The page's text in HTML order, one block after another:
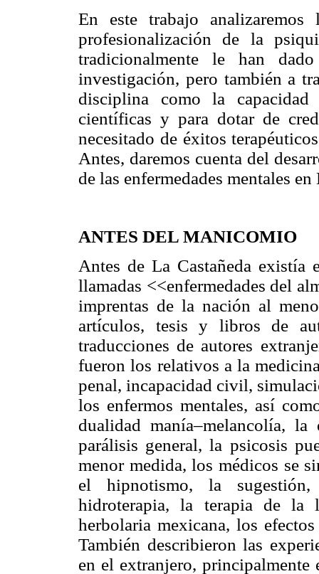
En este trabajo
profesionalización de la
tradicionalmente le han
investigación, pero también a
disciplina como la
científicas y para dotar de
necesitado de éxitos
Antes, daremos cuenta del
de las enfermedades mentales
ANTES DEL MANICOMIO
Antes de La Castañeda
llamadas <<enfermedades del
imprentas de la nación al
artículos, tesis y libros de
traducciones de autores
fueron los relativos a la
penal, incapacidad civil,
los enfermos mentales, así
dualidad manía–melancolía,
parálisis general, la psicosis
menor medida, los médicos se
el hipnotismo, la
hidroterapia, la terapia de la
herbolaria mexicana, los
También describieron las
en el extranjero,